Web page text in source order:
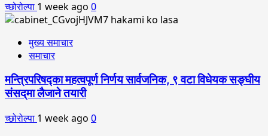
च्छोरोल्पा 1 week ago 0
मुख्य समाचार
समाचार
मन्त्रिपरिषद्का महत्वपूर्ण निर्णय सार्वजनिक, ९ वटा विधेयक सङ्घीय
संसद्‌मा लैजाने तयारी
च्छोरोल्पा 1 week ago 0